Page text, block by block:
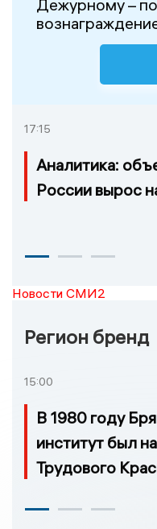
Дежурному –
17:15
Аналитика:
России вырос
Новости СМИ2
Регион бренд
15:00
В 1980 году
институт был
Трудового